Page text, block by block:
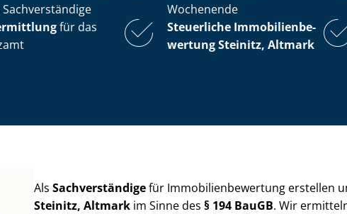
Wochenende
für das
Steuerliche Im­mo­bi­li­en­be­
wer­tungSteinitz, Altmark
AlsSachverständigefür Im­mo­bi­li­en­be­wer­tung erstellen
Steinitz, Altmark im Sinne des§ 194 BauGB. Wir